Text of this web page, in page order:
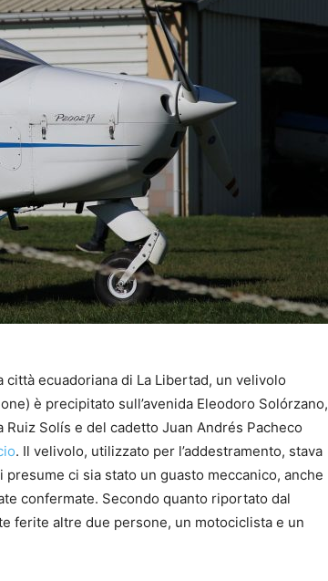
ecuadoriana di La Libertad, un velivolo
è precipitato sull’avenida Eleodoro Solórzano,
Solís e del cadetto Juan Andrés Pacheco
. Il velivolo, utilizzato per l’addestramento, stava
ci sia stato un guasto meccanico, anche
confermate. Secondo quanto riportato dal
ferite altre due persone, un motociclista e un